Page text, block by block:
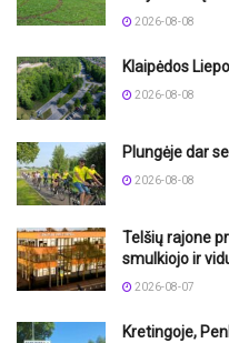
2026-08-08
Klaipėdos
2026-08-08
Plungėje dar
2026-08-08
Telšių rajone
smulkiojo ir
2026-08-07
Kretingoje,